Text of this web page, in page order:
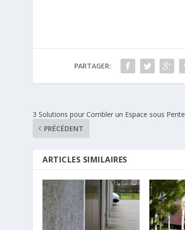
PARTAGER:
3 Solutions pour Combler un Espace sous Pente
PRÉCÉDENT
ARTICLES SIMILAIRES